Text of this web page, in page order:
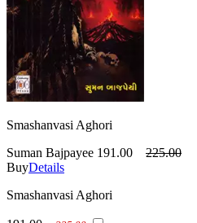
Smashanvasi Aghori
Suman Bajpayee 191.00
225.00
BuyDetails
Smashanvasi Aghori